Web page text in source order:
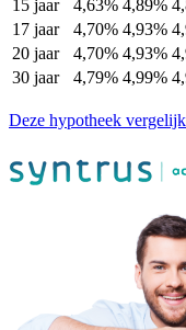
15 jaar
4,63% 4,89%
17 jaar
4,70% 4,93%
20 jaar
4,70% 4,93%
30 jaar
4,79% 4,99%
Deze hypotheek